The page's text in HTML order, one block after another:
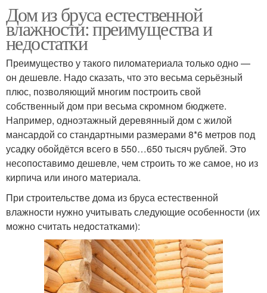
Дом из бруса естественной
влажности: преимущества и
недостатки
Преимущество у такого пиломатериала только одно —
он дешевле. Надо сказать, что это весьма серьёзный
плюс, позволяющий многим построить свой
собственный дом при весьма скромном бюджете.
Например, одноэтажный деревянный дом с жилой
мансардой со стандартными размерами 8*6 метров под
усадку обойдётся всего в 550…650 тысяч рублей. Это
несопоставимо дешевле, чем строить то же самое, но из
кирпича или иного материала.
При строительстве дома из бруса естественной
влажности нужно учитывать следующие особенности (их
можно считать недостатками):